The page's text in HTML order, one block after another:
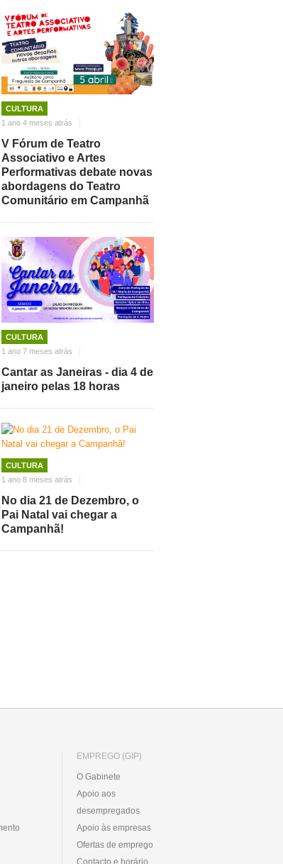
CULTURA
1 ano 4 meses atrás
V Fórum de Teatro
Associativo e Artes
Performativas debate novas
abordagens do Teatro
Comunitário em Campanhã
CULTURA
1 ano 7 meses atrás
Cantar as Janeiras - dia 4 de
janeiro pelas 18 horas
CULTURA
1 ano 8 meses atrás
No dia 21 de Dezembro, o
Pai Natal vai chegar a
Campanhã!
EMPREGO (GIP)
O Gabinete
Apoio aos
desempregados
Apoio às empresas
Ofertas de emprego
Contacto e horário